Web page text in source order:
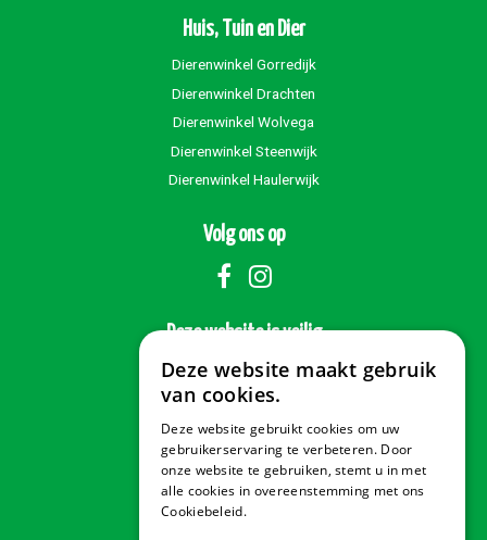
Huis, Tuin en Dier
Dierenwinkel Gorredijk
Dierenwinkel Drachten
Dierenwinkel Wolvega
Dierenwinkel Steenwijk
Dierenwinkel Haulerwijk
Volg ons op
Deze website is veilig
Veilig betalen
Deze website maakt gebruik
van cookies.
Deze website gebruikt cookies om uw
gebruikerservaring te verbeteren. Door
onze website te gebruiken, stemt u in met
alle cookies in overeenstemming met ons
Cookiebeleid.